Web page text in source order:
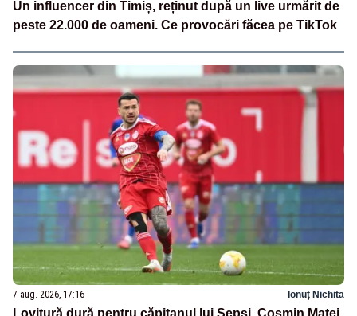
Un influencer din Timiș, reținut după un live urmărit de
peste 22.000 de oameni. Ce provocări făcea pe TikTok
7 aug. 2026, 17:16 Ionuț Nichita